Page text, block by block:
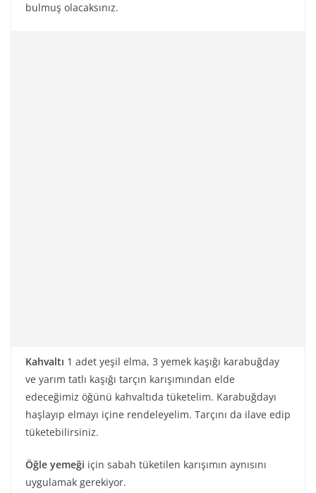
bulmuş olacaksınız.
Kahvaltı 1 adet yeşil elma, 3 yemek kaşığı karabuğday
ve yarım tatlı kaşığı tarçın karışımından elde
edeceğimiz öğünü kahvaltıda tüketelim. Karabuğdayı
haşlayıp elmayı içine rendeleyelim. Tarçını da ilave edip
tüketebilirsiniz.
Öğle yemeği için sabah tüketilen karışımın aynısını
uygulamak gerekiyor.